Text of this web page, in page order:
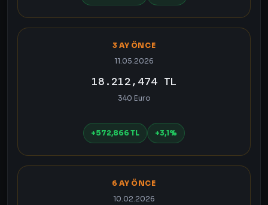
3 AY ÖNCE
11.05.2026
18.212,474 TL
340 Euro
+572,866 TL +3,1%
6 AY ÖNCE
10.02.2026